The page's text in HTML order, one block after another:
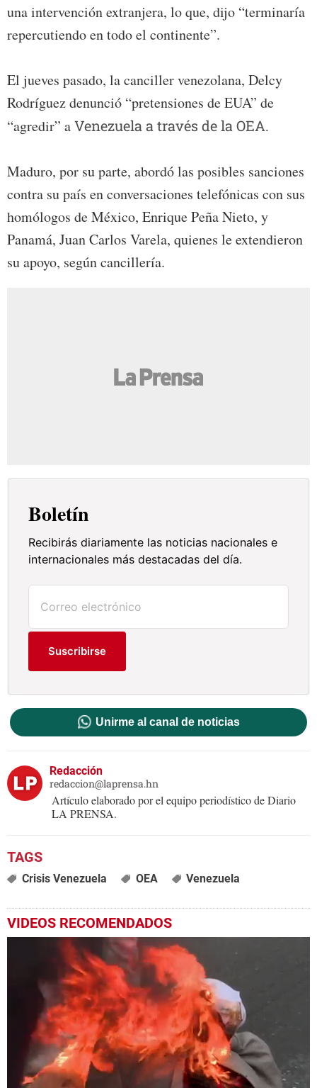
una intervención extranjera, lo que, dijo “terminaría
repercutiendo en todo el continente”.
El jueves pasado, la canciller venezolana, Delcy
Rodríguez denunció “pretensiones de EUA” de
“agredir” aVenezuela a través de la OEA.
Maduro, por su parte, abordó las posibles sanciones
contra su país en conversaciones telefónicas con sus
homólogos de México, Enrique Peña Nieto, y
Panamá, Juan Carlos Varela, quienes le extendieron
su apoyo, según cancillería.
Boletín
Recibirás diariamente las noticias nacionales e
internacionales más destacadas del día.
Suscribirse
Unirme al canal de noticias
Redacción
redaccion@laprensa.hn
Artículo elaborado por el equipo periodístico de Diario
LA PRENSA.
Crisis Venezuela OEA Venezuela
VIDEOS RECOMENDADOS